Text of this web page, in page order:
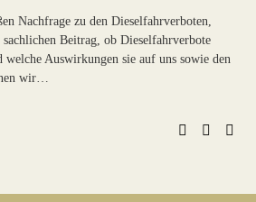
Nachfrage zu den Dieselfahrverboten,
Beitrag, ob Dieselfahrverbote
Auswirkungen sie auf uns sowie den
wir…